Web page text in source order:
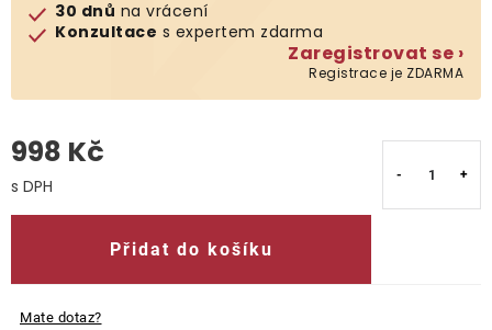
30 dnů na vrácení
Konzultace s expertem zdarma
Zaregistrovat se ›
Registrace je ZDARMA
998 Kč
Přidat do košíku
Mate dotaz?